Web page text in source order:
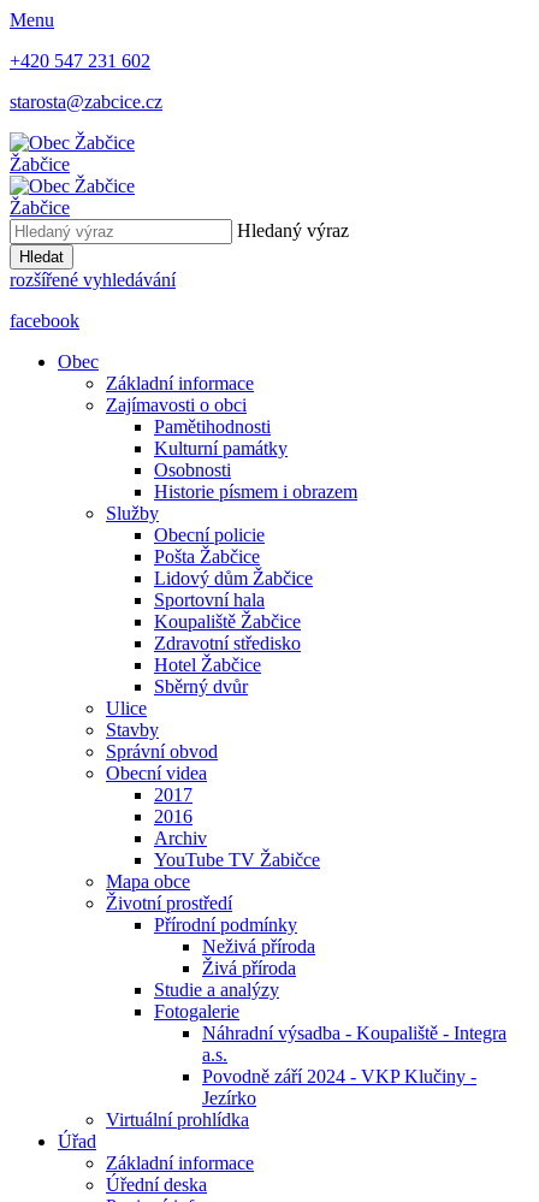
Menu
+420 547 231 602
starosta@zabcice.cz
Žabčice
Žabčice
Hledaný výraz
Hledat
rozšířené vyhledávání
facebook
Obec
Základní informace
Zajímavosti o obci
Pamětihodnosti
Kulturní památky
Osobnosti
Historie písmem i obrazem
Služby
Obecní policie
Pošta Žabčice
Lidový dům Žabčice
Sportovní hala
Koupaliště Žabčice
Zdravotní středisko
Hotel Žabčice
Sběrný dvůr
Ulice
Stavby
Správní obvod
Obecní videa
2017
2016
Archiv
YouTube TV Žabičce
Mapa obce
Životní prostředí
Přírodní podmínky
Neživá příroda
Živá příroda
Studie a analýzy
Fotogalerie
Náhradní výsadba - Koupaliště - Integra
a.s.
Povodně září 2024 - VKP Klučiny -
Jezírko
Virtuální prohlídka
Úřad
Základní informace
Úřední deska